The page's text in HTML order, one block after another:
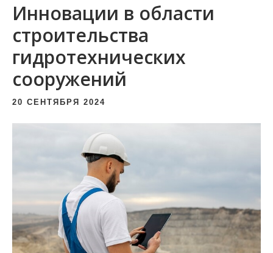
Инновации в области
строительства
гидротехнических
сооружений
20 СЕНТЯБРЯ 2024